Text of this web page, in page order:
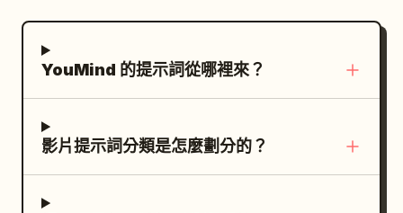
YouMind 的提示詞從哪裡來？
影片提示詞分類是怎麼劃分的？